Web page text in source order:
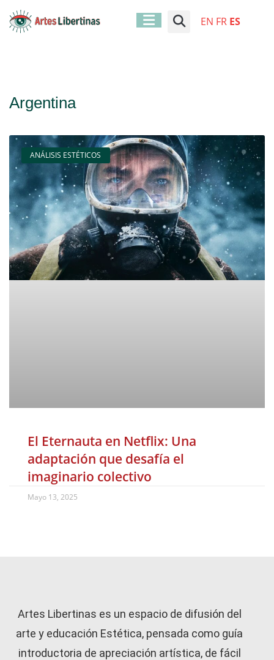
EN FR ES
Argentina
ANÁLISIS ESTÉTICOS
El Eternauta en Netflix: Una
adaptación que desafía el
imaginario colectivo
Mayo 13, 2025
Artes Libertinas es un espacio de difusión del
arte y educación Estética, pensada como guía
introductoria de apreciación artística, de fácil